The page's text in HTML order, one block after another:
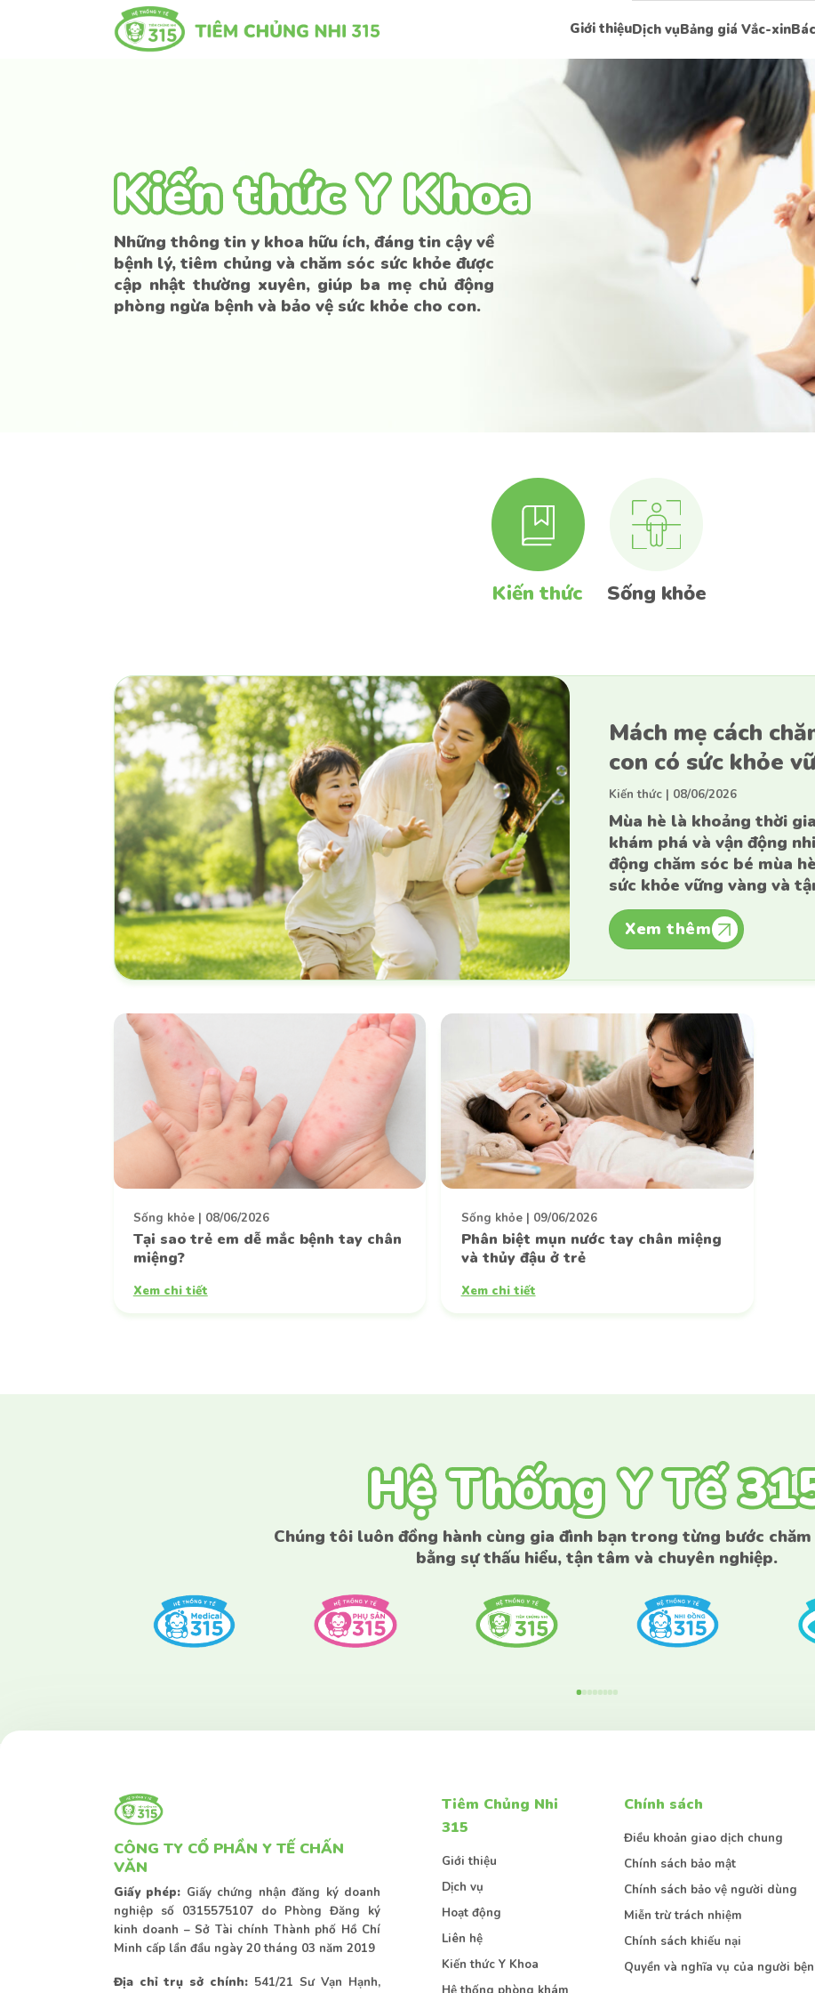
Giới thiệuDịch vụBảng giá Vắc-xin
Kiến thức Sức khoẻ Bệnh lý
Kiến thức Y Khoa
Kiến thức Y Khoa
Những thông tin y khoa hữu ích, đáng tin cậy về
bệnh lý, tiêm chủng và chăm sóc sức khỏe được
cập nhật thường xuyên, giúp ba mẹ chủ động
phòng ngừa bệnh và bảo vệ sức khỏe cho con.
Kiến thức Sống khỏe
Mách mẹ cách
con có sức khỏe
Kiến thức | 08/06/2026
Mùa hè là khoảng thời
khám phá và vận động
động chăm sóc bé mùa
sức khỏe vững vàng và
sao ba mẹ cần chú [...]
Xem thêm
Sống khỏe| 08/06/2026
Tại sao trẻ em dễ mắc bệnh tay chân
miệng?
Xem chi tiết
Sống khỏe| 09/06/2026
Phân biệt mụn nước tay chân miệng
và thủy đậu ở trẻ
Xem chi tiết
Hệ Thống Y Tế
Hệ Thống Y Tế
Chúng tôi luôn đồng hành cùng gia đình bạn trong từng bước
bằng sự thấu hiểu, tận tâm và chuyên nghiệp.
CÔNG TY CỔ PHẦN Y TẾ CHẤN
VĂN
Giấy phép: Giấy chứng nhận đăng ký doanh
nghiệp số 0315575107 do Phòng Đăng ký
kinh doanh – Sở Tài chính Thành phố Hồ Chí
Minh cấp lần đầu ngày 20 tháng 03 năm 2019
Địa chỉ trụ sở chính: 541/21 Sư Vạn Hạnh,
Tiêm Chủng Nhi
315
Giới thiệu
Dịch vụ
Hoạt động
Liên hệ
Kiến thức Y Khoa
Chính sách
Điều khoản giao dịch chung
Chính sách bảo mật
Chính sách bảo vệ người dùng
Miễn trừ trách nhiệm
Chính sách khiếu nại
Quyền và nghĩa vụ của người
Liên hệ tư vấn
Liên hệ tư vấn
Nếu bạn có bất kì thắc mắc nào vui lòng để lại thông tin bên
để được tư vấn sớm nhất
Gửi thông tin